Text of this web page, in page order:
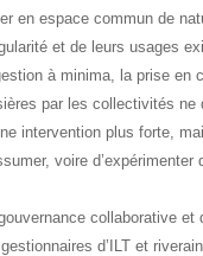
en espace commun de
et de leurs usages
à minima, la prise en
par les collectivités ne
intervention plus forte,
voire d’expérimenter
collaborative et
d’ILT et